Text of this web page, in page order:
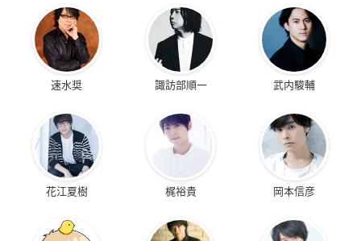
速水奨 諏訪部順一 武内駿輔
花江夏樹 梶裕貴 岡本信彦